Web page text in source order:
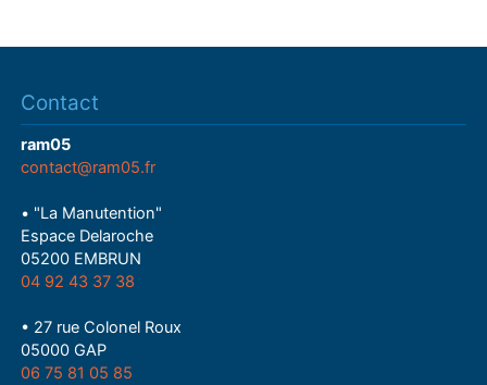
Contact
ram05
contact@ram05.fr
• "La Manutention"
Espace Delaroche
05200 EMBRUN
04 92 43 37 38
• 27 rue Colonel Roux
05000 GAP
06 75 81 05 85